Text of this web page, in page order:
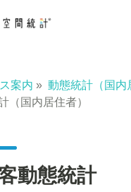
案内 » 動態統計（国内
（国内居住者）
動態統計